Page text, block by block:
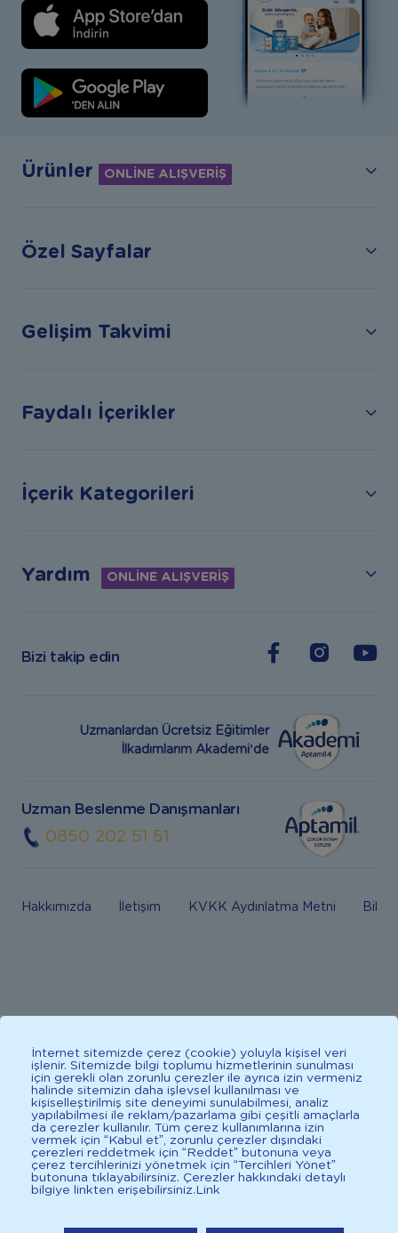
ÜCRETSİZ KARGO Sepete Ekle
Ürünler ONLİNE ALIŞVERİŞ
Özel Sayfalar
Gelişim Takvimi
Faydalı İçerikler
İçerik Kategorileri
Yardım ONLİNE ALIŞVERİŞ
Bizi takip edin
Uzmanlardan Ücretsiz Eğitimler
İlkadımlarım Akademi’de
Uzman Beslenme Danışmanları
0850 202 51 51
Hakkımızda İletişim KVKK Aydınlatma Metni Bilgi
beslenmenin mümkün olmadığı durumlarda doktorunuza
danışınız. Bu sitede yayınlanan bilgiler hekim tavsiyesi
yerine geçmez. En doğru bilgi için doktorunuza danışınız.
Sağlıklı yaşam için dengeli, çeşitli beslenilmelidir. *D vitamini
çocuklarda bağışıklık sisteminin normal işlevine katkıda
bulunur.
İnternet sitemizde çerez (cookie) yoluyla kişisel veri
işlenir. Sitemizde bilgi toplumu hizmetlerinin sunulması
için gerekli olan zorunlu çerezler ile ayrıca izin vermeniz
halinde sitemizin daha işlevsel kullanılması ve
kişiselleştirilmiş site deneyimi sunulabilmesi, analiz
yapılabilmesi ile reklam/pazarlama gibi çeşitli amaçlarla
da çerezler kullanılır. Tüm çerez kullanımlarına izin
vermek için “Kabul et”, zorunlu çerezler dışındaki
çerezleri reddetmek için “Reddet” butonuna veya
çerez tercihlerinizi yönetmek için “Tercihleri Yönet”
butonuna tıklayabilirsiniz. Çerezler hakkındaki detaylı
bilgiye linkten erişebilirsiniz. Link